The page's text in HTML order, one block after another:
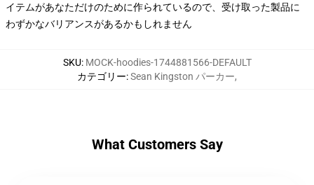
イテムがあなただけのために作られているので、受け取った製品に
わずかなバリアンスがあるかもしれません
SKU: MOCK-hoodies-1744881566-DEFAULT
カテゴリー:Sean Kingston パーカー,
What Customers Say